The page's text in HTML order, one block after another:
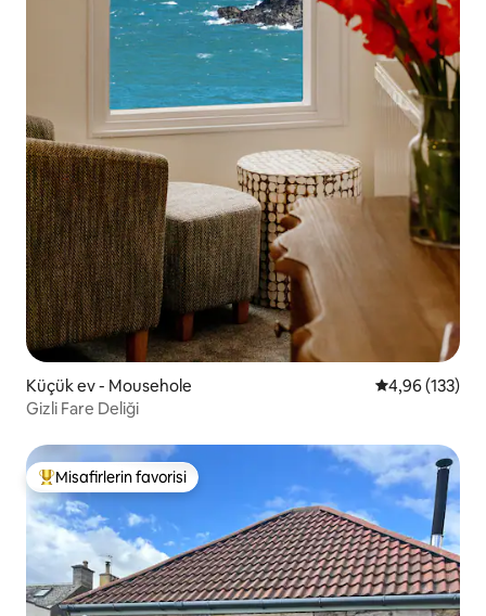
Küçük ev - Mousehole 5 üzerinden
4,96 (133)
Gizli Fare Deliği
Misafirlerin favorilerinden en beğenilenler arasında
Misafirlerin favorisi